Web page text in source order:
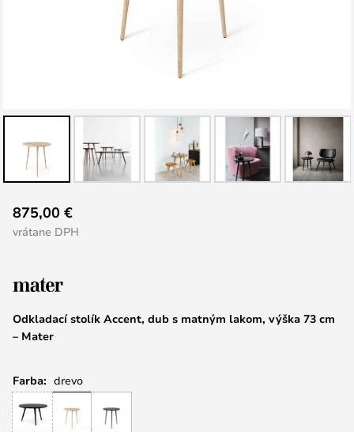
na
začiatok
obrázkov
Odkladací stolík Accent, dub s matným lakom, výška 73 cm
– Mater
875,00 €
vrátane DPH
Farba: drevo